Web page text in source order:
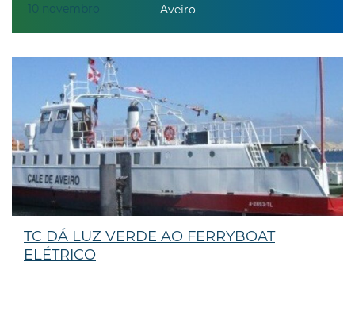
10 novembro Aveiro
TC DÁ LUZ VERDE AO FERRYBOAT
ELÉTRICO